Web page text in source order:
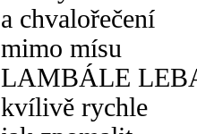
a chvalořečení
mimo mísu
LAMBÁLE
kvílivě rychle